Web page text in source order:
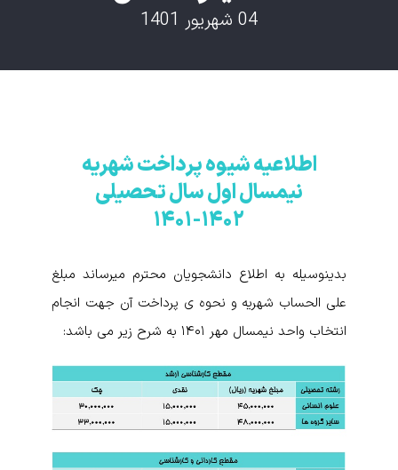
04 شهریور 1401
اطلاعیه شیوه پرداخت شهریه
نیمسال اول سال تحصیلی
۱۴۰۲-۱۴۰۱
بدینوسیله به اطلاع دانشجویان محترم میرساند مبلغ
علی الحساب شهریه و نحوه ی پرداخت آن جهت انجام
انتخاب واحد نیمسال مهر ۱۴۰۱ به شرح زیر می باشد: